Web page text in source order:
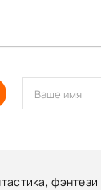
фэнтези